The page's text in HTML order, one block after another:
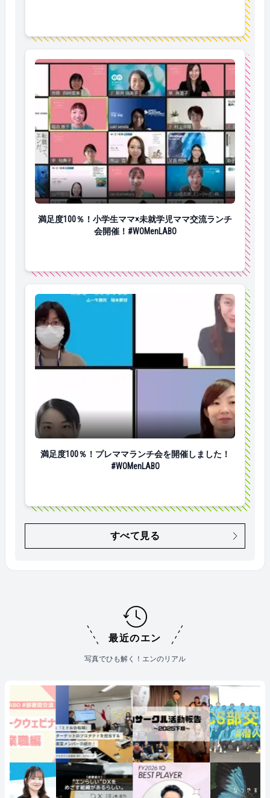
満足度100％！小学生ママ×未就学児ママ交流ランチ会
満足度100％！小学生ママ×未就学児ママ交流ランチ
会開催！#WOMenLABO
満足度100％！プレママランチ会を開催しました！
満足度100％！プレママランチ会を開催しました！
#WOMenLABO
すべて見る
最近のエン
写真でひも解く！エンのリアル